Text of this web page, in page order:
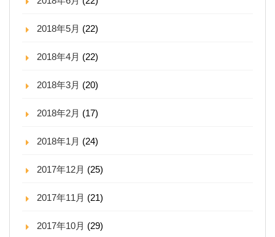
2018年5月 (22)
2018年4月 (22)
2018年3月 (20)
2018年2月 (17)
2018年1月 (24)
2017年12月 (25)
2017年11月 (21)
2017年10月 (29)